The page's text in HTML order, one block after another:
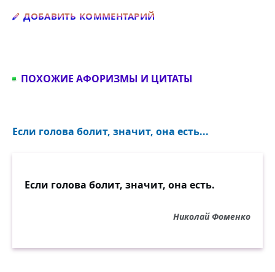
ДОБАВИТЬ КОММЕНТАРИЙ
ПОХОЖИЕ АФОРИЗМЫ И ЦИТАТЫ
Если голова болит, значит, она есть...
Если голова болит, значит, она есть.
Николай Фоменко